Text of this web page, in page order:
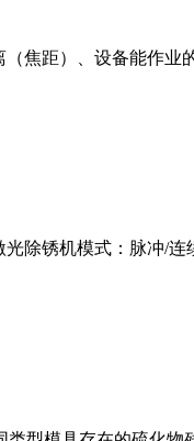
焦距）、设备能作
除锈机模式：脉冲/